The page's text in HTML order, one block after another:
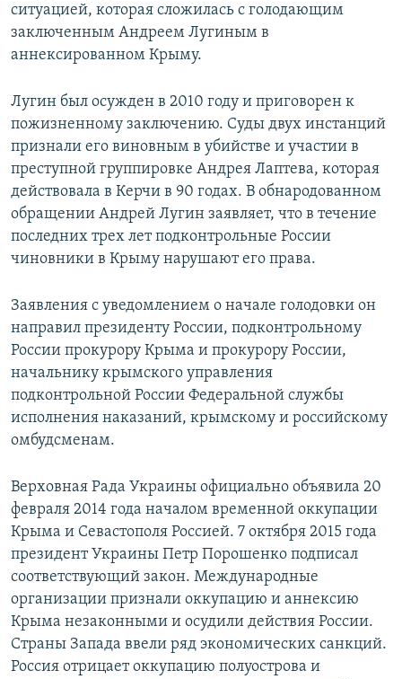
ситуацией, которая сложилась с голодающим
заключенным Андреем Лугиным в
аннексированном Крыму.
Лугин был осужден в 2010 году и приговорен к
пожизненному заключению. Суды двух инстанций
признали его виновным в убийстве и участии в
преступной группировке Андрея Лаптева, которая
действовала в Керчи в 90 годах. В обнародованном
обращении Андрей Лугин заявляет, что в течение
последних трех лет подконтрольные России
чиновники в Крыму нарушают его права.
Заявления с уведомлением о начале голодовки он
направил президенту России, подконтрольному
России прокурору Крыма и прокурору России,
начальнику крымского управления
подконтрольной России Федеральной службы
исполнения наказаний, крымскому и российскому
омбудсменам.
Верховная Рада Украины официально объявила 20
февраля 2014 года началом временной оккупации
Крыма и Севастополя Россией. 7 октября 2015 года
президент Украины Петр Порошенко подписал
соответствующий закон. Международные
организации признали оккупацию и аннексию
Крыма незаконными и осудили действия России.
Страны Запада ввели ряд экономических санкций.
Россия отрицает оккупацию полуострова и